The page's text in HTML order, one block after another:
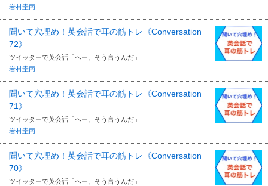
岩村圭南
聞いて穴埋め！英会話で耳の筋トレ《Conversation
72》
ツイッターで英会話「へー、そう言うんだ」
岩村圭南
聞いて穴埋め！英会話で耳の筋トレ《Conversation
71》
ツイッターで英会話「へー、そう言うんだ」
岩村圭南
聞いて穴埋め！英会話で耳の筋トレ《Conversation
70》
ツイッターで英会話「へー、そう言うんだ」